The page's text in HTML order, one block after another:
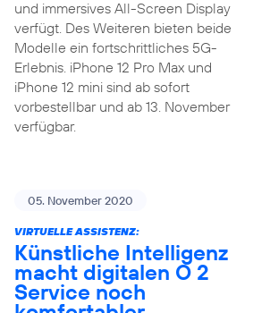
und immersives All-Screen Display
verfügt. Des Weiteren bieten beide
Modelle ein fortschrittliches 5G-
Erlebnis. iPhone 12 Pro Max und
iPhone 12 mini sind ab sofort
vorbestellbar und ab 13. November
verfügbar.
05. November 2020
VIRTUELLE ASSISTENZ:
Künstliche Intelligenz
macht digitalen O 2
Service noch